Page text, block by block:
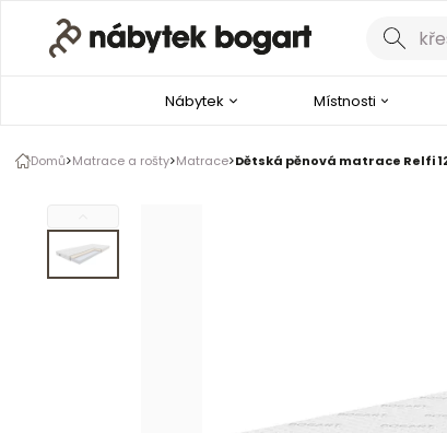
Nábytek Místnosti
Domů Matrace a rošty Matrace Dětská pěnová matrace Relfi
1 z 1 Galerie produktu